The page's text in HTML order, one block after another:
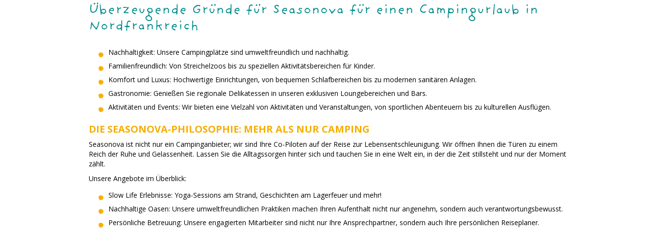
Überzeugende Gründe für Seasonova für einen Campingurlaub in
Nordfrankreich
Nachhaltigkeit: Unsere Campingplätze sind umweltfreundlich und nachhaltig.
Familienfreundlich: Von Streichelzoos bis zu speziellen Aktivitätsbereichen für Kinder.
Komfort und Luxus: Hochwertige Einrichtungen, von bequemen Schlafbereichen bis zu modernen sanitären Anlagen.
Gastronomie: Genießen Sie regionale Delikatessen in unseren exklusiven Loungebereichen und Bars.
Aktivitäten und Events: Wir bieten eine Vielzahl von Aktivitäten und Veranstaltungen, von sportlichen Abenteuern bis zu kulturellen Ausflügen.
DIE SEASONOVA-PHILOSOPHIE: MEHR ALS NUR CAMPING
Seasonova ist nicht nur ein Campinganbieter; wir sind Ihre Co-Piloten auf der Reise zur Lebensentschleunigung. Wir öffnen Ihnen die Türen zu einem
Reich der Ruhe und Gelassenheit. Lassen Sie die Alltagssorgen hinter sich und tauchen Sie in eine Welt ein, in der die Zeit stillsteht und nur der Moment
zählt.
Unsere Angebote im Überblick:
Slow Life Erlebnisse: Yoga-Sessions am Strand, Geschichten am Lagerfeuer und mehr!
Nachhaltige Oasen: Unsere umweltfreundlichen Praktiken machen Ihren Aufenthalt nicht nur angenehm, sondern auch verantwortungsbewusst.
Persönliche Betreuung: Unsere engagierten Mitarbeiter sind nicht nur Ihre Ansprechpartner, sondern auch Ihre persönlichen Reiseplaner.